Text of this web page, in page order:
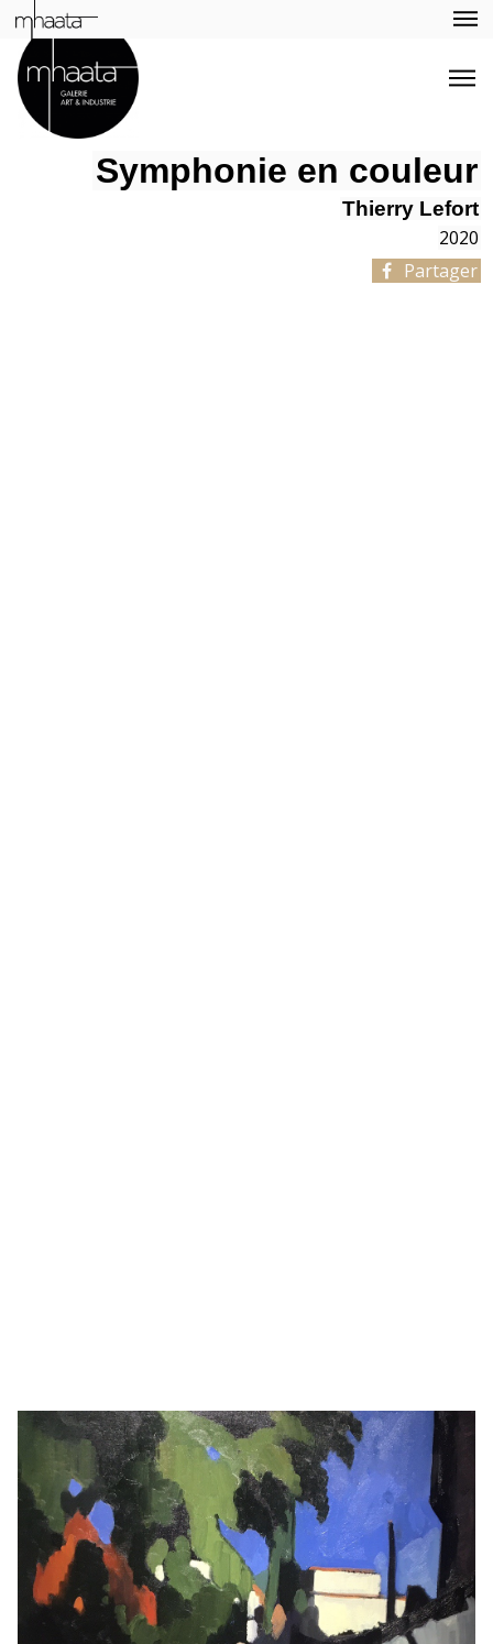
Symphonie en couleur
Thierry Lefort
2020
Partager